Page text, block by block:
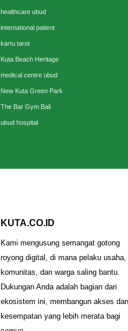
healthcare ubud
international patient
kartu tarot
Kuta Beach Heritage
medical centre ubud
New Kuta Green Park
The Bar Gym Bali
ubud hospital
KUTA.CO.ID
Kami mengusung semangat gotong
royong digital, di mana pelaku usaha,
komunitas, dan warga saling bantu.
Dukungan Anda adalah bagian dari
ekosistem ini, membangun akses dan
kesempatan yang lebih merata bagi